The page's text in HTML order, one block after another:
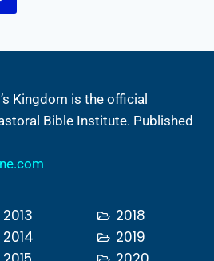
Kingdom is the official
Bible Institute. Published
2013
2014
2018
2019